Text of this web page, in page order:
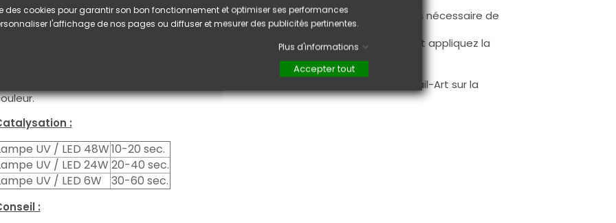
couleur s'applique avec son pinceau, de manière fine, sur la base (il n'est pas nécessaire de
la couche de cohésion) ou sur la construction après limage.
Ce produit s'applique en deux couches, fermez le bord libre à la première couche et appliquez la
Ces produits s'utilisent autant en couleur pleine qu'en French.
Vous pouvez dégraisser la couche de cohésion si vous désirez faire une création Nail-Art sur la
:
UV / LED 48W10-20 sec.
UV / LED 24W 20-40 sec.
UV / LED 6W
30-60 sec.
:
des cookies pour garantir son bon fonctionnement et optimiser ses performances
l'affichage de nos pages ou diffuser et mesurer des publicités pertinentes.
Plus d'informations
Accepter tout